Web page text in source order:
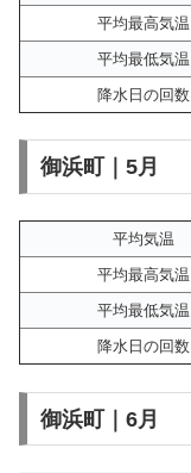
平均最高気温
平均最低気温
降水日の回数
御浜町｜5月
平均気温
平均最高気温
平均最低気温
降水日の回数
御浜町｜6月